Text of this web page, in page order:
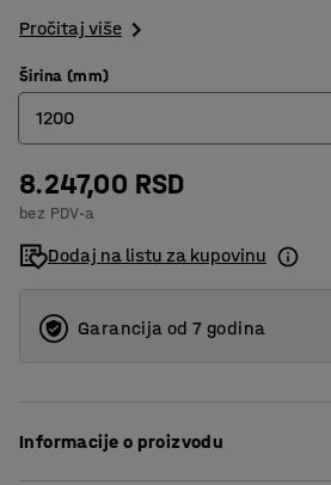
Pročitaj više
Širina (mm)
1200
300
600
800
900
8.247,00 RSD
bez PDV-a
Dodaj na listu za kupovinu
Garancija od 7 godina
Informacije o proizvodu